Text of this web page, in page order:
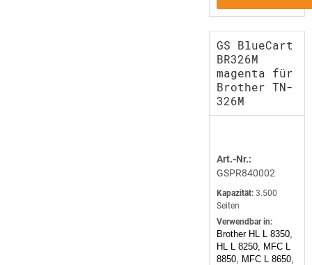
GS BlueCart
BR326M
magenta für
Brother TN-
326M
Art.-Nr.:
GSPR840002
Kapazität: 3.500
Seiten
Verwendbar in:
Brother HL L 8350,
HL L 8250, MFC L
8850, MFC L 8650,